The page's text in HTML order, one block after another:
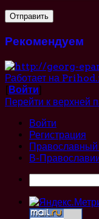
Рекомендуем
Работает на
[Войти]
Перейти к верхней
Войти
Регистрация
Православный
В-